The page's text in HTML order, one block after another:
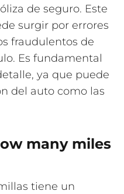
de seguro. Este
surgir por errores
fraudulentos de
Es fundamental
ya que puede
del auto como las
many miles
tiene un